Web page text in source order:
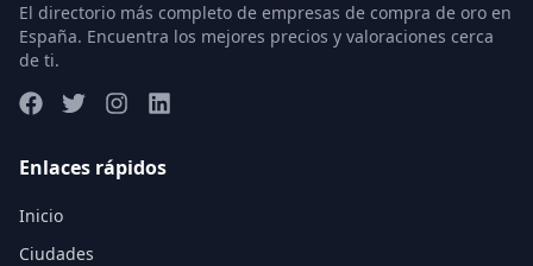
El directorio más completo de empresas de compra de oro en
España. Encuentra los mejores precios y valoraciones cerca
de ti.
Enlaces rápidos
Inicio
Ciudades